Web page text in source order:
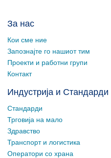
За нас
Кои сме ние
Запознајте го нашиот тим
Проекти и работни групи
Контакт
Индустрија и Стандарди
Стандарди
Трговија на мало
Здравство
Транспорт и логистика
Оператори со храна